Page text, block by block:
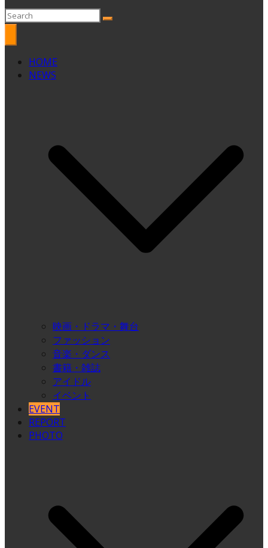
HOME
NEWS
映画・ドラマ・舞台
ファッション
音楽・ダンス
書籍・雑誌
アイドル
イベント
EVENT
REPORT
PHOTO